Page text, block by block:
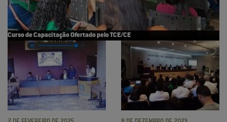
Curso de Capacitação Ofertado pelo TCE/CE